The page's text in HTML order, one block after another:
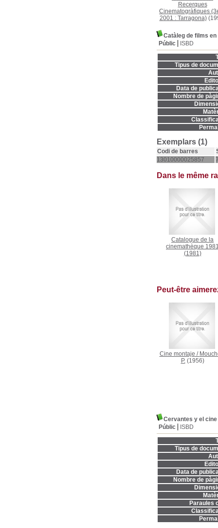
Recerques
Cinematogràfiques
2001 : Tarragona)
Catàleg de films en
Públic
ISBD
Tipus de
Data de
Nombre de
Exemplars (1)
Codi de barres
13010000025857
Dans le même
Catalogue de la
cinemathèque
(1981)
Peut-être
Cine montaje /
P.(1956)
Cervantes y el cine
Públic
ISBD
Tipus de
Data de
Nombre de
Paraules